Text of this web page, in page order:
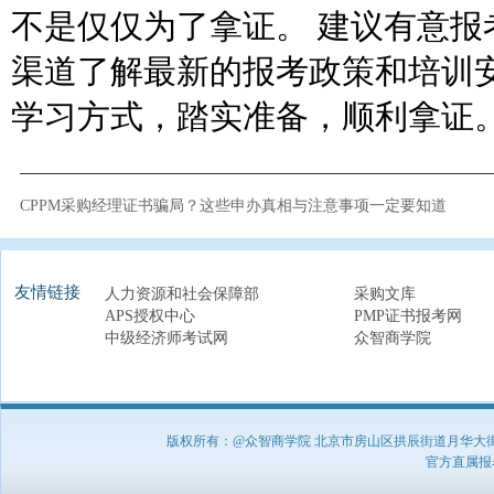
不是仅仅为了拿证。 建议有意
渠道了解最新的报考政策和培训
学习方式，踏实准备，顺利拿证
CPPM采购经理证书骗局？这些申办真相与注意事项一定要知道
友情链接 人力资源和社会保障部
采购文库
APS授权中心
PMP证书报考网
中级经济师考试网
众智商学院
版权所有：@众智商学院 北京市房山区拱辰街道月华
官方直属报